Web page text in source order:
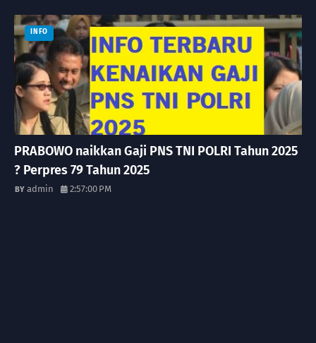
INFO
PRABOWO naikkan Gaji PNS TNI POLRI Tahun 2025
? Perpres 79 Tahun 2025
admin 2:57:00 PM